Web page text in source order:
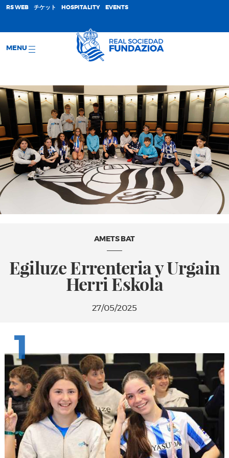
RS WEB チケット HOSPITALITY EVENTS
MENU
AMETS BAT
Egiluze Errenteria y Urgain
Herri Eskola
27/05/2025
1